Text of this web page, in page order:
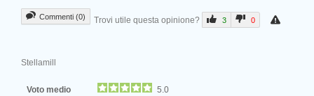
Commenti (0) Trovi utile questa opinione? 3 0
Stellamill
Voto medio
5.0